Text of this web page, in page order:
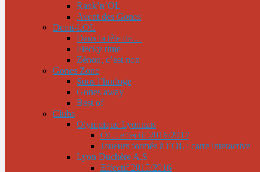
Rank’n’OL
Avent des Gones
Demi-LOL
Dans la tête de…
Flecky time
Zénon, c’est non
Gones Zone
Sous l’horloge
Gones away
Best of
Clubs
Olympique Lyonnais
OL : effectif 2016/2017
Joueurs formés à l’OL : carte interactive
Lyon Duchère A.S
Effectif 2015/2016